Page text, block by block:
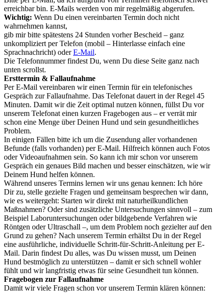
erreichbar bin. E-Mails werden von mir regelmäßig abgerufen.
Wichtig: Wenn Du einen vereinbarten Termin doch nicht
wahrnehmen kannst,
gib mir bitte spätestens 24 Stunden vorher Bescheid – ganz
unkompliziert per Telefon (mobil – Hinterlasse einfach eine
Sprachnachricht) oderE-Mail.
Die Telefonnummer findest Du, wenn Du diese Seite ganz nach
unten scrollst.
Ersttermin & Fallaufnahme
Per E-Mail vereinbaren wir einen Termin für ein telefonisches
Gespräch zur Fallaufnahme. Das Telefonat dauert in der Regel 45
Minuten. Damit wir die Zeit optimal nutzen können, füllst Du vor
unserem Telefonat einen kurzen Fragebogen aus – er verrät mir
schon eine Menge über Deinen Hund und sein gesundheitliches
Problem.
In einigen Fällen bitte ich um die Zusendung aller vorhandenen
Befunde (falls vorhanden) per E-Mail. Hilfreich können auch Fotos
oder Videoaufnahmen sein. So kann ich mir schon vor unserem
Gespräch ein genaues Bild machen und besser einschätzen, wie wir
Deinem Hund helfen können.
Während unseres Termins lernen wir uns genau kennen: Ich höre
Dir zu, stelle gezielte Fragen und gemeinsam besprechen wir dann,
wie es weitergeht: Starten wir direkt mit naturheilkundlichen
Maßnahmen? Oder sind zusätzliche Untersuchungen sinnvoll – zum
Beispiel Laboruntersuchungen oder bildgebende Verfahren wie
Röntgen oder Ultraschall –, um dem Problem noch gezielter auf den
Grund zu gehen? Nach unserem Termin erhältst Du in der Regel
eine ausführliche, individuelle Schritt-für-Schritt-Anleitung per E-
Mail. Darin findest Du alles, was Du wissen musst, um Deinen
Hund bestmöglich zu unterstützen – damit er sich schnell wohler
fühlt und wir langfristig etwas für seine Gesundheit tun können.
Fragebogen zur Fallaufnahme
Damit wir viele Fragen schon vor unserem Termin klären können: